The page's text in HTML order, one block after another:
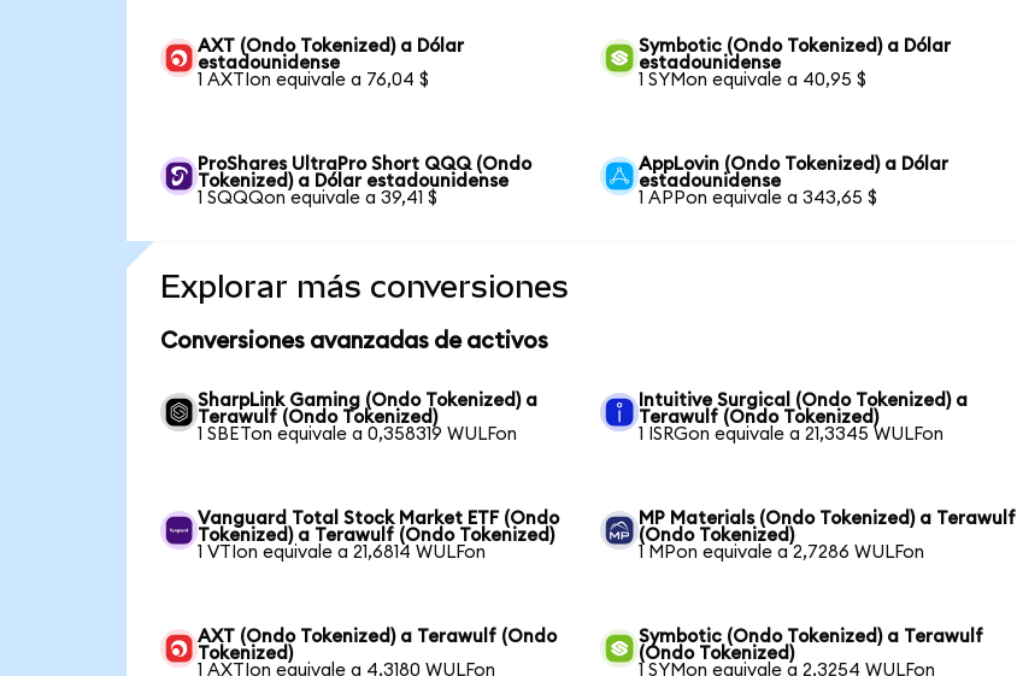
AXT (Ondo Tokenized) a Dólar
estadounidense
1 AXTIon equivale a 76,04 $
Symbotic (Ondo Tokenized) a Dólar
estadounidense
1 SYMon equivale a 40,95 $
ProShares UltraPro Short QQQ (Ondo
Tokenized) a Dólar estadounidense
1 SQQQon equivale a 39,41 $
AppLovin (Ondo Tokenized) a Dólar
estadounidense
1 APPon equivale a 343,65 $
Explorar más conversiones
Conversiones avanzadas de activos
SharpLink Gaming (Ondo Tokenized) a
Terawulf (Ondo Tokenized)
1 SBETon equivale a 0,358319 WULFon
Intuitive Surgical (Ondo Tokenized) a
Terawulf (Ondo Tokenized)
1 ISRGon equivale a 21,3345 WULFon
Vanguard Total Stock Market ETF (Ondo
Tokenized) a Terawulf (Ondo Tokenized)
1 VTIon equivale a 21,6814 WULFon
MP Materials (Ondo Tokenized) a Terawulf
(Ondo Tokenized)
1 MPon equivale a 2,7286 WULFon
AXT (Ondo Tokenized) a Terawulf (Ondo
Tokenized)
1 AXTIon equivale a 4,3180 WULFon
Symbotic (Ondo Tokenized) a Terawulf
(Ondo Tokenized)
1 SYMon equivale a 2,3254 WULFon